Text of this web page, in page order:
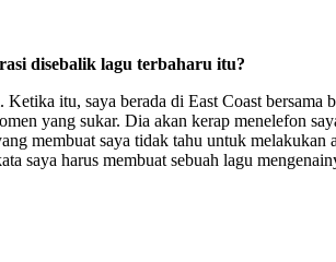
disebalik lagu terbaharu itu?
itu, saya berada di East Coast
yang sukar. Dia akan kerap menelefon
membuat saya tidak tahu untuk melakukan
saya harus membuat sebuah lagu